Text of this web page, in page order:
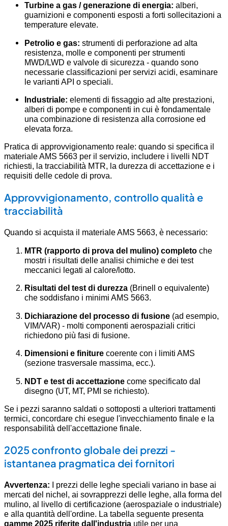
Turbine a gas / generazione di energia: alberi,
guarnizioni e componenti esposti a forti sollecitazioni a
temperature elevate.
Petrolio e gas: strumenti di perforazione ad alta
resistenza, molle e componenti per strumenti
MWD/LWD e valvole di sicurezza - quando sono
necessarie classificazioni per servizi acidi, esaminare
le varianti API o speciali.
Industriale: elementi di fissaggio ad alte prestazioni,
alberi di pompe e componenti in cui è fondamentale
una combinazione di resistenza alla corrosione ed
elevata forza.
Pratica di approvvigionamento reale: quando si specifica il
materiale AMS 5663 per il servizio, includere i livelli NDT
richiesti, la tracciabilità MTR, la durezza di accettazione e i
requisiti delle cedole di prova.
Approvvigionamento, controllo qualità e
tracciabilità
Quando si acquista il materiale AMS 5663, è necessario:
MTR (rapporto di prova del mulino) completo che
mostri i risultati delle analisi chimiche e dei test
meccanici legati al calore/lotto.
Risultati del test di durezza (Brinell o equivalente)
che soddisfano i minimi AMS 5663.
Dichiarazione del processo di fusione (ad esempio,
VIM/VAR) - molti componenti aerospaziali critici
richiedono più fasi di fusione.
Dimensioni e finiture coerente con i limiti AMS
(sezione trasversale massima, ecc.).
NDT e test di accettazione come specificato dal
disegno (UT, MT, PMI se richiesto).
Se i pezzi saranno saldati o sottoposti a ulteriori trattamenti
termici, concordare chi esegue l'invecchiamento finale e la
responsabilità dell'accettazione finale.
2025 confronto globale dei prezzi -
istantanea pragmatica dei fornitori
Avvertenza: I prezzi delle leghe speciali variano in base ai
mercati del nichel, ai sovrapprezzi delle leghe, alla forma del
mulino, al livello di certificazione (aerospaziale o industriale)
e alla quantità dell'ordine. La tabella seguente presenta
gamme 2025 riferite dall'industria utile per una